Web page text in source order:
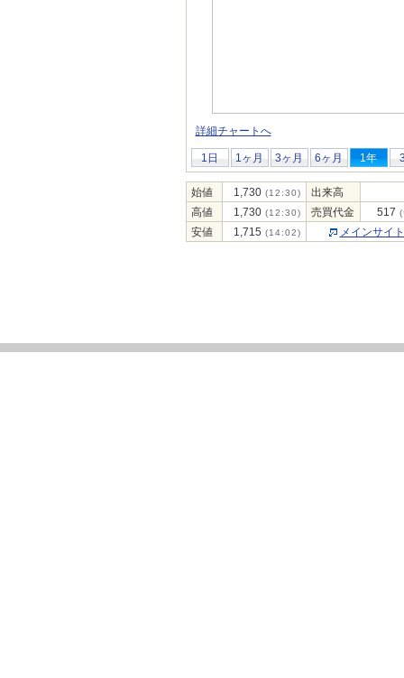
詳細チャートへ
1日 1ヶ月 3ヶ月 6ヶ月 1年
始値 1,730(12:30)
出来高
高値
1,730(12:30) 売買代金 517 (
安値 1,715 (14:02) メインサイ